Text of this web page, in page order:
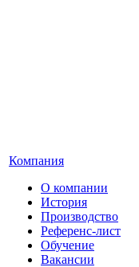
Компания
О компании
История
Производство
Референс-лист
Обучение
Вакансии